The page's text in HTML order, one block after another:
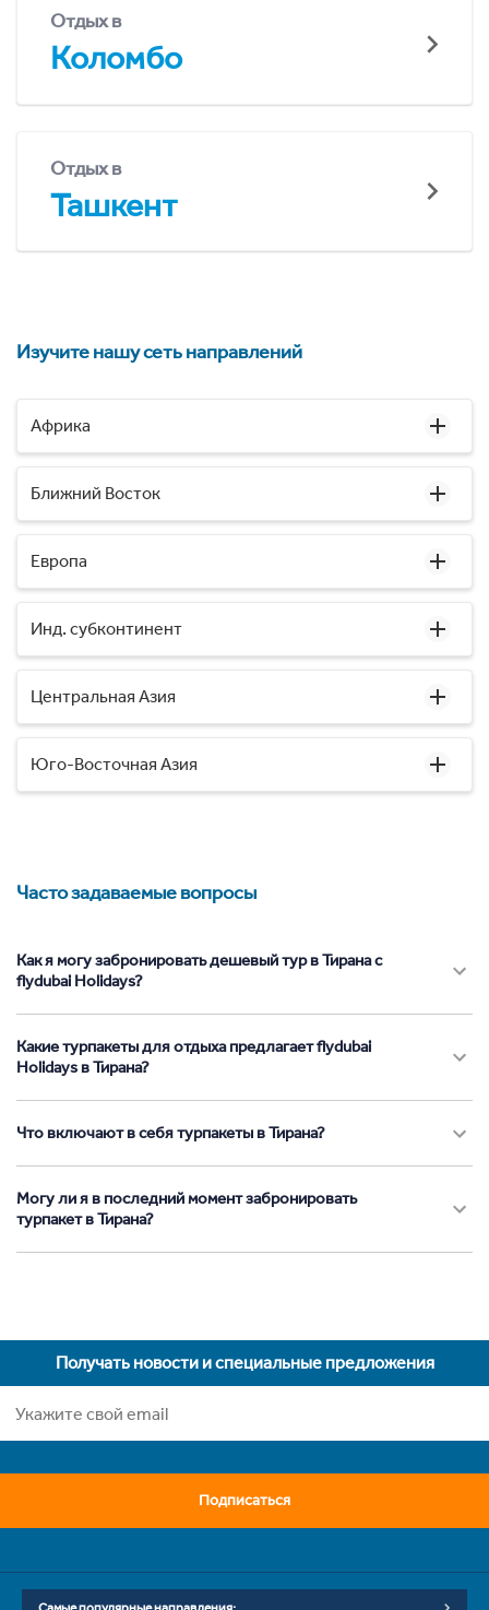
Отдых в
Коломбо
Отдых в
Ташкент
Изучите нашу сеть направлений
Африка
Ближний Восток
Европа
Инд. субконтинент
Центральная Азия
Юго-Восточная Азия
Часто задаваемые вопросы
Как я могу забронировать дешевый тур в Тирана с
flydubai Holidays?
Какие турпакеты для отдыха предлагает flydubai
Holidays в Тирана?
Что включают в себя турпакеты в Тирана?
Могу ли я в последний момент забронировать
турпакет в Тирана?
Получать новости и специальные предложения
Подписаться